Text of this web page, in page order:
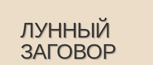
ЛУННЫЙ
ЗАГОВОР